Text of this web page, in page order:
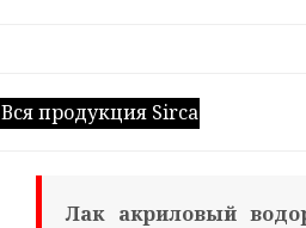
Вся продукция Sirca
Лак акриловый